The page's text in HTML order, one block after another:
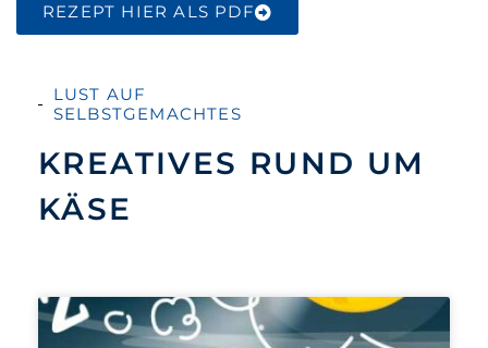
REZEPT HIER ALS PDF
LUST AUF
SELBSTGEMACHTES
KREATIVES RUND UM
KÄSE